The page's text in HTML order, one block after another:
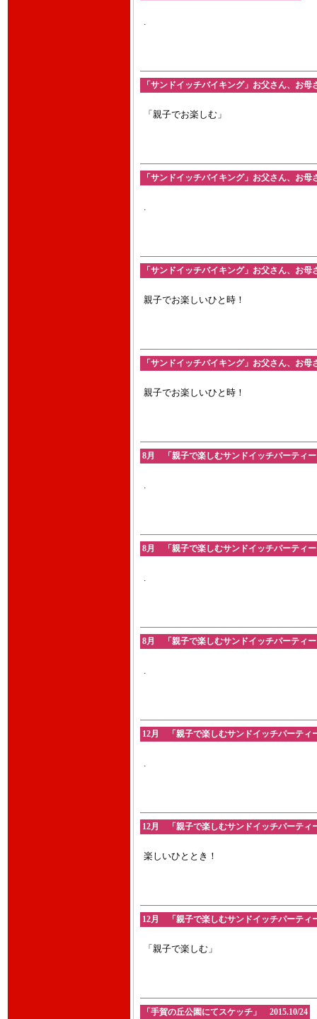
.
「サンドイッチバイキング」お父さん、
「親子でお楽しむ」
「サンドイッチバイキング」お父さん、
.
「サンドイッチバイキング」お父さん、
親子でお楽しいひと時！
「サンドイッチバイキング」お父さん、
親子でお楽しいひと時！
8月 「親子で楽しむサンドイッチパーティー
.
8月 「親子で楽しむサンドイッチパーティー
.
8月 「親子で楽しむサンドイッチパーティー
.
12月 「親子で楽しむサンドイッチパーティ
.
12月 「親子で楽しむサンドイッチパーティ
楽しいひととき！
12月 「親子で楽しむサンドイッチパーティ
「親子で楽しむ」
「手賀の丘公園にてスケッチ」 2015.10/24